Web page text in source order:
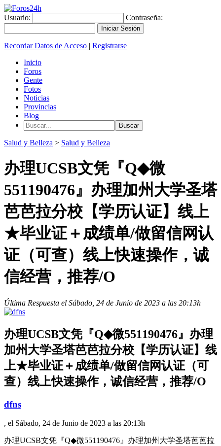
Usuario: Contraseña:
Recordar Datos de Acceso | Registrarse
Inicio
Foros
Gente
Fotos
Noticias
Provincias
Blog
Salud y Belleza > Salud y Belleza
办理UCSB文凭『Q◆微
551190476』办理加州大学圣塔
芭芭拉分校【学历认证】线上
★毕业证＋成绩单/做留信网认
证（可查）线上快速操作，诚
信经营，推荐/O
Última Respuesta el Sábado, 24 de Junio de 2023 a las 20:13h
办理UCSB文凭『Q◆微551190476』办理
加州大学圣塔芭芭拉分校【学历认证】线
上★毕业证＋成绩单/做留信网认证（可
查）线上快速操作，诚信经营，推荐/O
dfns
, el Sábado, 24 de Junio de 2023 a las 20:13h
办理UCSB文凭『Q◆微551190476』办理加州大学圣塔芭芭拉